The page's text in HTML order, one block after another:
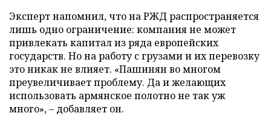
Эксперт напомнил, что на РЖД распространяется
лишь одно ограничение: компания не может
привлекать капитал из ряда европейских
государств. Но на работу с грузами и их перевозку
это никак не влияет. «Пашинян во многом
преувеличивает проблему. Да и желающих
использовать армянское полотно не так уж
много», – добавляет он.